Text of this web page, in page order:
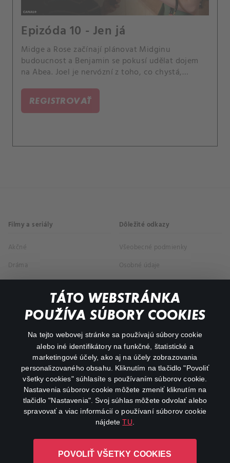
TÁTO WEBSTRÁNKA
POUŽÍVA SÚBORY COOKIES
Na tejto webovej stránke sa používajú súbory cookie
alebo iné identifikátory na funkčné, štatistické a
marketingové účely, ako aj na účely zobrazovania
personalizovaného obsahu. Kliknutím na tlačidlo "Povoliť
všetky cookies" súhlasíte s používaním súborov cookie.
Nastavenia súborov cookie môžete zmeniť kliknutím na
tlačidlo "Nastavenia". Svoj súhlas môžete odvolať alebo
spravovať a viac informácií o používaní súborov cookie
nájdeteTU
POVOLIŤ VŠETKY COOKIES
Epizóda 10 - Jen já
Midge a Rose začínají plánovat Midginu
budoucnost a Benjamin se pokusí udělat dojem
na Abea. Joel je nervózní z toho, co chystá,
REGISTROVAŤ
Filmy a seriály
Akčné
Dráma
Dokumentárne
Dôležité odkazy
Všeobecné podmienky
Osobné údaje
O aplikácii Canal+
Canal+ Luxembourg S. à r.l. so sídlom Rue Albert Borschette 4,